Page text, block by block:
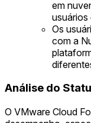
em
usuários
Os
com a
Análise do
O VMware Cloud